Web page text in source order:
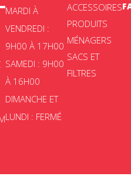
MARDI À
VENDREDI :
9H00 À 17H00
SAMEDI : 9H00
À 16H00
DIMANCHE ET
LUNDI : FERMÉ
ACCESSOIRES
PRODUITS
MÉNAGERS
SACS ET
FILTRES